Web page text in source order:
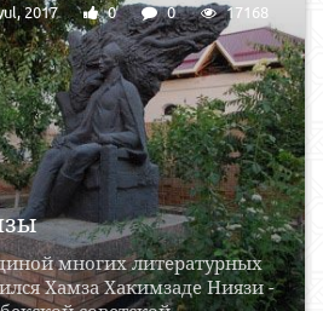
многих литературных
Хамза Хакимзаде Ниязи -
2017 0 0 17168